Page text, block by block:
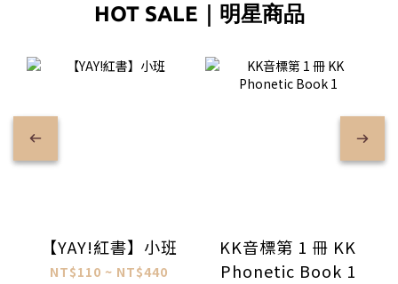
HOT SALE｜明星商品
【YAY!紅書】小班
NT$110 ~ NT$440
KK音標第 1 冊 KK
Phonetic Book 1